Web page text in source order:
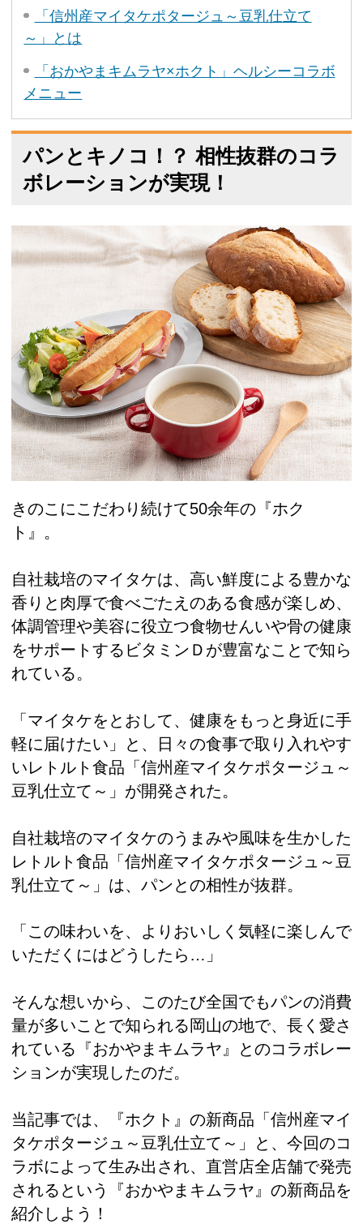
「信州産マイタケポタージュ～豆乳仕立て
～」とは
「おかやまキムラヤ×ホクト」ヘルシーコラボ
メニュー
パンとキノコ！？ 相性抜群のコラ
ボレーションが実現！
きのこにこだわり続けて50余年の『ホク
ト』。
自社栽培のマイタケは、高い鮮度による豊かな
香りと肉厚で食べごたえのある食感が楽しめ、
体調管理や美容に役立つ食物せんいや骨の健康
をサポートするビタミンＤが豊富なことで知ら
れている。
「マイタケをとおして、健康をもっと身近に手
軽に届けたい」と、日々の食事で取り入れやす
いレトルト食品「信州産マイタケポタージュ～
豆乳仕立て～」が開発された。
自社栽培のマイタケのうまみや風味を生かした
レトルト食品「信州産マイタケポタージュ～豆
乳仕立て～」は、パンとの相性が抜群。
「この味わいを、よりおいしく気軽に楽しんで
いただくにはどうしたら…」
そんな想いから、このたび全国でもパンの消費
量が多いことで知られる岡山の地で、長く愛さ
れている『おかやまキムラヤ』とのコラボレー
ションが実現したのだ。
当記事では、『ホクト』の新商品「信州産マイ
タケポタージュ～豆乳仕立て～」と、今回のコ
ラボによって生み出され、直営店全店舗で発売
されるという『おかやまキムラヤ』の新商品を
紹介しよう！